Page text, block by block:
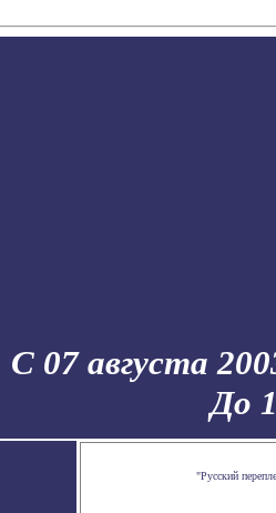
С 07 августа
До
"Русский